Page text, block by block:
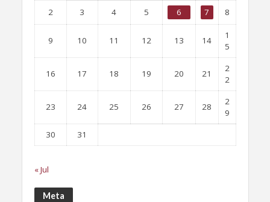
2 3 4 5 6 7 8
9 10 11 12 13 14
1
5
16 17 18 19 20 21
2
2
23 24 25 26 27 28
2
9
30
31
« Jul
Meta